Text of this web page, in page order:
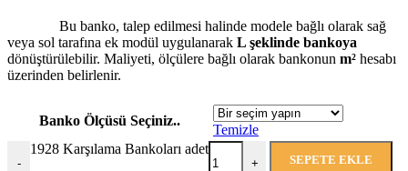
Bu banko, talep edilmesi halinde modele bağlı olarak sağ
veya sol tarafına ek modül uygulanarak L şeklinde bankoya
dönüştürülebilir. Maliyeti, ölçülere bağlı olarak bankonun m² hesabı
üzerinden belirlenir.
Banko Ölçüsü Seçiniz..
Temizle
-
1928 Karşılama Bankoları adet
+ SEPETE EKLE